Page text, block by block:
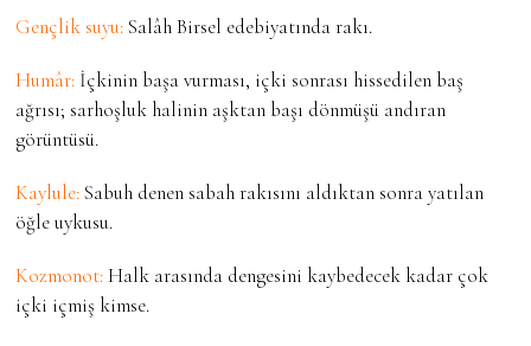
Gençlik suyu:Salâh Birsel edebiyatında rakı.
Humâr: İçkinin başa vurması, içki sonrası hissedilen baş
ağrısı; sarhoşluk halinin aşktan başı dönmüşü andıran
görüntüsü.
Kaylule:Sabuh denen sabah rakısını aldıktan sonra yatılan
öğle uykusu.
Kozmonot:Halk arasında dengesini kaybedecek kadar çok
içki içmiş kimse.